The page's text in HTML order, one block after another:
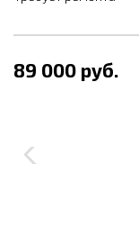
89 000 руб.